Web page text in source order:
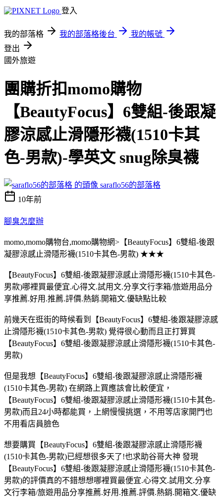
登入
我的部落格 我的部落格後台
我的帳號
登出
國外旅遊
團購折扣momo購物
【BeautyFocus】6雙組-後跟凝
膠涼感止滑隱形襪(1510卡其
色-男款)-學英文 snug除臭襪
saraflo56的部落格
10年前
腳臭怎麼辦
momo,momo購物台,momo購物網>【BeautyFocus】6雙組-後跟
凝膠涼感止滑隱形襪(1510卡其色-男款) ★★★
【BeautyFocus】6雙組-後跟凝膠涼感止滑隱形襪(1510卡其色-
男款)哪裡買最便宜.心得文.試用文.分享文行李箱/旅遊用品分
享推薦.好用.推薦.評價.熱銷.開箱文.優缺點比較
前幾天在逛街的時候看到【BeautyFocus】6雙組-後跟凝膠涼感
止滑隱形襪(1510卡其色-男款) 覺得很心動而且正打算買
【BeautyFocus】6雙組-後跟凝膠涼感止滑隱形襪(1510卡其色-
男款)
但是我想【BeautyFocus】6雙組-後跟凝膠涼感止滑隱形襪
(1510卡其色-男款) 在網路上買應該會比較便宜，
【BeautyFocus】6雙組-後跟凝膠涼感止滑隱形襪(1510卡其色-
男款)而且24小時都能買，上網慢慢挑選，不用等店家開門也
不用看店員臉色
想要購買【BeautyFocus】6雙組-後跟凝膠涼感止滑隱形襪
(1510卡其色-男款)已經想很多天了!也求助谷哥大神 發現
【BeautyFocus】6雙組-後跟凝膠涼感止滑隱形襪(1510卡其色-
男款)的評價真的不錯想想哪裡買最便宜.心得文.試用文.分享
文行李箱/旅遊用品分享推薦.好用.推薦.評價.熱銷.開箱文.優缺